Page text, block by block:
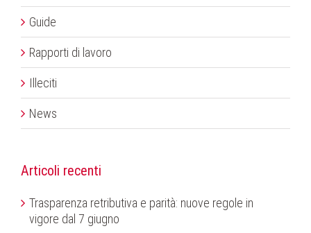
Guide
Rapporti di lavoro
Illeciti
News
Articoli recenti
Trasparenza retributiva e parità: nuove regole in
vigore dal 7 giugno